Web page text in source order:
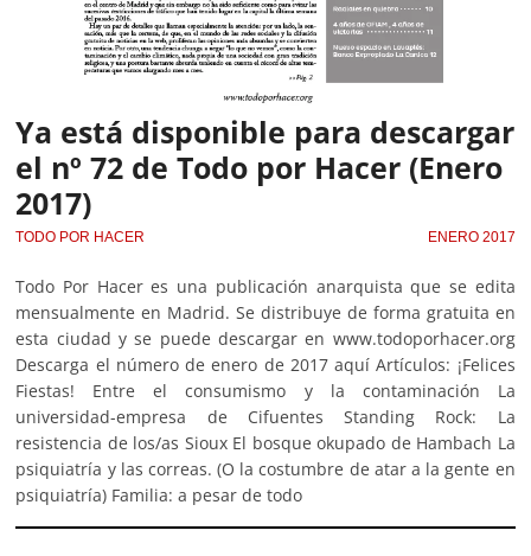
Ya está disponible para descargar
el nº 72 de Todo por Hacer (Enero
2017)
TODO POR HACER ENERO 2017
Todo Por Hacer es una publicación anarquista que se edita
mensualmente en Madrid. Se distribuye de forma gratuita en
esta ciudad y se puede descargar en www.todoporhacer.org
Descarga el número de enero de 2017 aquí Artículos: ¡Felices
Fiestas! Entre el consumismo y la contaminación La
universidad-empresa de Cifuentes Standing Rock: La
resistencia de los/as Sioux El bosque okupado de Hambach La
psiquiatría y las correas. (O la costumbre de atar a la gente en
psiquiatría) Familia: a pesar de todo